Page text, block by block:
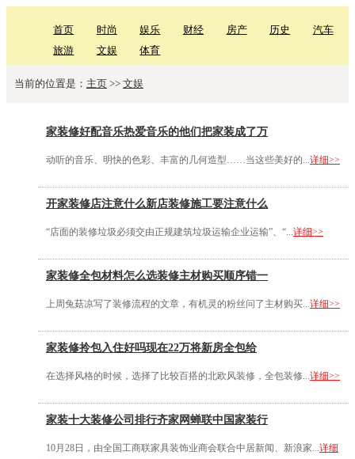
首页 时尚 娱乐 财经 房产 历史
汽车
旅游
文娱 体育
当前的位置是： 主页 >> 文娱
家装修好配音乐热爱音乐的他们把家装成了万
动听的音乐、明快的色彩、丰富的几何造型……当这些美好的...详细>>
开家装修店注意什么新店装修施工要注意什么
“店面的装修垃圾必须交由正规建筑垃圾运输企业运输”、“...详细>>
家装修全包材料怎么选装修主材购买顺序错一
上周兔菇凉写了装修流程的文章，有机灵的粉丝问了主材购买...详细>>
家装修拎包入住好吗现在22万将新房全包给
在选择风格的时候，选择了比较百搭的北欧风装修，全包装修...详细>>
家装十大装修公司排行齐家网蝉联中国家装行
10月28日，由全国工商联家具装饰业商会联合中居新闻、新浪家...详细